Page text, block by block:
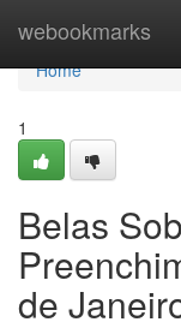
webookmarks
Home
Home
1
Belas
de